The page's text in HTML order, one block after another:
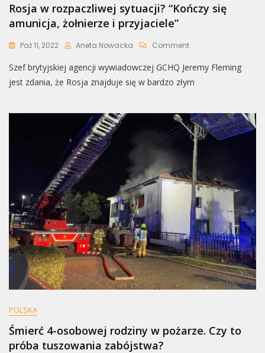
Rosja w rozpaczliwej sytuacji? “Kończy się
amunicja, żołnierze i przyjaciele”
Paź 11, 2022 Aneta Nowacka CommentOn
W
Rozpaczliwej
Się
Amunicja,
Żołnierze
Przyjaciele”
Szef brytyjskiej agencji wywiadowczej GCHQ Jeremy Fleming
jest zdania, że Rosja znajduje się w bardzo złym
POLSKA
Śmierć 4-osobowej rodziny w pożarze. Czy to
próba tuszowania zabójstwa?